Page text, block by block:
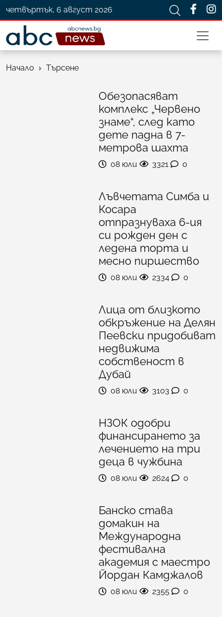
четвъртък, 6 август 2026
Начало Търсене
Обезопасяват
комплекс „Червено
знаме“, след като
дете падна в 7-
метрова шахта
08 юли 3321 0
Лъвчетата Симба и
Косара
отпразнуваха 6-ия
си рожден ден с
ледена торта и
месно пиршество
08 юли 2334 0
Лица от близкото
обкръжение на Делян
Пеевски придобиват
недвижима
собственост в
Дубай
08 юли 3103 0
НЗОК одобри
финансирането за
лечението на три
деца в чужбина
08 юли 2624 0
Банско става
домакин на
Международна
фестивална
академия с маестро
Йордан Камджалов
08 юли 2355 0